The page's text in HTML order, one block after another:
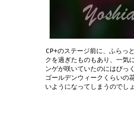
CP+のステージ前に、ふらっ
クを過ぎたものもあり、一気
ンゲが咲いていたのにはびっ
ゴールデンウィークくらいの